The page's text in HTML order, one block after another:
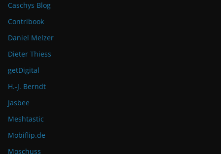
Caschys Blog
Contribook
Daniel Melzer
Dieter Thiess
getDigital
H.-J. Berndt
Jasbee
Meshtastic
Mobiflip.de
Moschuss